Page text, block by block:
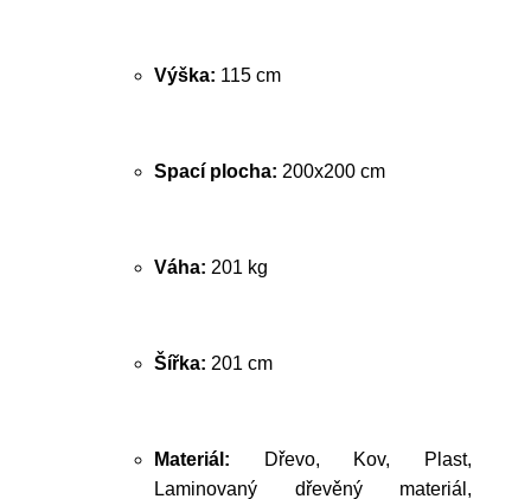
Výška: 115 cm
Spací plocha: 200x200 cm
Váha: 201 kg
Šířka: 201 cm
Materiál: Dřevo, Kov, Plast,
Laminovaný dřevěný materiál,